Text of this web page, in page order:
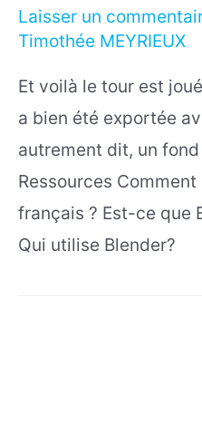
Laisser un
Timothée MEYRIEUX
Et voilà le tour est
a bien été exportée
autrement dit, un
Ressources
français ? Est-ce que
Qui utilise Blender?